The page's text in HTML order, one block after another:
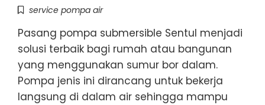
service pompa air
Pasang pompa submersible Sentul menjadi
solusi terbaik bagi rumah atau bangunan
yang menggunakan sumur bor dalam.
Pompa jenis ini dirancang untuk bekerja
langsung di dalam air sehingga mampu